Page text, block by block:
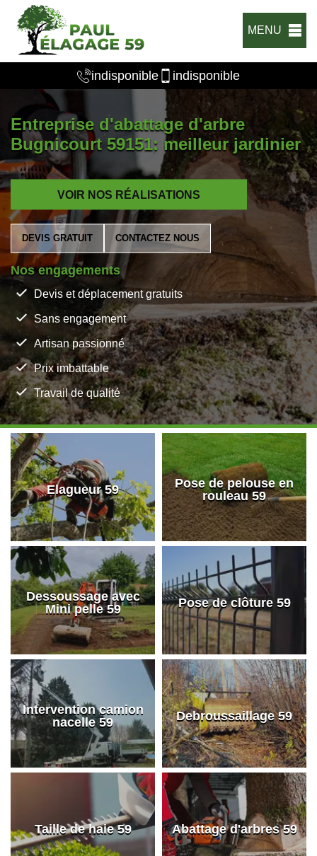
MENU
indisponible indisponible
Entreprise d'abattage d'arbre
Bugnicourt 59151: meilleur jardinier
VOIR NOS RÉALISATIONS
DEVIS GRATUIT CONTACTEZ NOUS
Nos engagements
Devis et déplacement gratuits
Sans engagement
Artisan passionné
Prix imbattable
Travail de qualité
Elagueur 59
Pose de pelouse en
rouleau 59
Dessoussage avec
Mini pelle 59
Pose de clôture 59
Intervention camion
nacelle 59
Debroussaillage 59
Taille de haie 59 Abattage d'arbres 59